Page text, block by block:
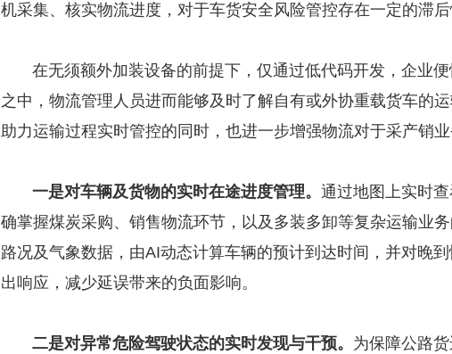
机采集、核实物流进度，对于车货安全风险管控存在一定的滞后
在无须额外加装设备的前提下，仅通过低代码开发，企业便
之中，物流管理人员进而能够及时了解自有或外协重载货车的
助力运输过程实时管控的同时，也进一步增强物流对于采产销业
一是对车辆及货物的实时在途进度管理。 通过地图上实时
确掌握煤炭采购、销售物流环节，以及多装多卸等复杂运输业
路况及气象数据，由AI动态计算车辆的预计到达时间，并对晚
出响应，减少延误带来的负面影响。
二是对异常危险驾驶状态的实时发现与干预。 为保障公路